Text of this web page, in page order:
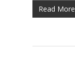
Read More